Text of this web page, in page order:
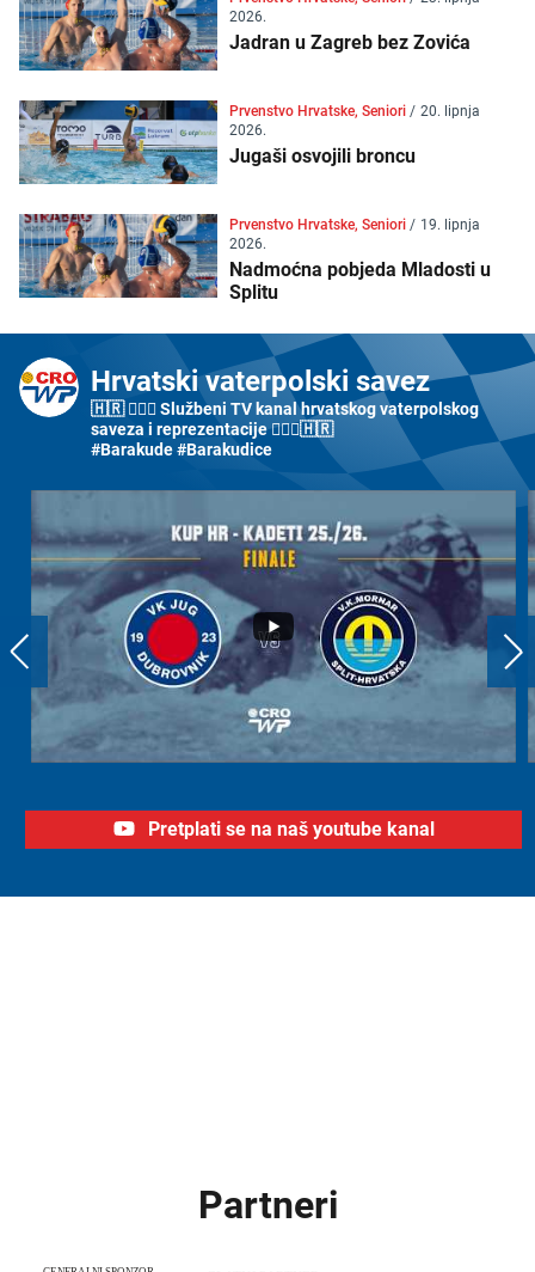
2026.
Jadran u Zagreb bez Zovića
Prvenstvo Hrvatske, Seniori/ 20. lipnja
2026.
Jugaši osvojili broncu
Prvenstvo Hrvatske, Seniori/ 19. lipnja
2026.
Nadmoćna pobjeda Mladosti u
Splitu
Hrvatski vaterpolski savez
🇭🇷 🤽🏼‍♂️ Službeni TV kanal hrvatskog vaterpolskog
saveza i reprezentacije 🤽🏼‍♀️🇭🇷
#Barakude #Barakudice
Pretplati se na naš youtube kanal
Partneri